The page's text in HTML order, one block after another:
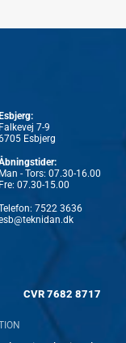
Esbjerg:
Falkevej 7-9
Esbjerg
Man - Tors: 07.30-16.00
Fre: 07.30-15.00
7522 3636
CVR 7682 8717